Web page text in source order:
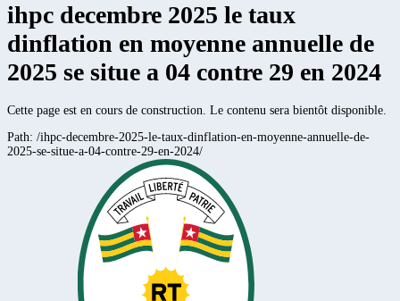
ihpc decembre 2025 le taux
dinflation en moyenne annuelle de
2025 se situe a 04 contre 29 en 2024
Cette page est en cours de construction. Le contenu sera bientôt disponible.
Path: /ihpc-decembre-2025-le-taux-dinflation-en-moyenne-annuelle-de-
2025-se-situe-a-04-contre-29-en-2024/